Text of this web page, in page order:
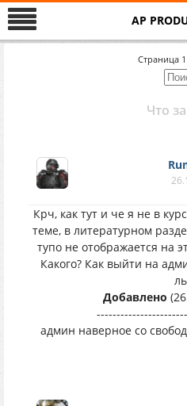
AP
Страница 1
Что
Крч, как тут и че я не в
теме, в литературном
тупо не отображается на
Какого? Как выйти на
Добавлено
админ наверное со